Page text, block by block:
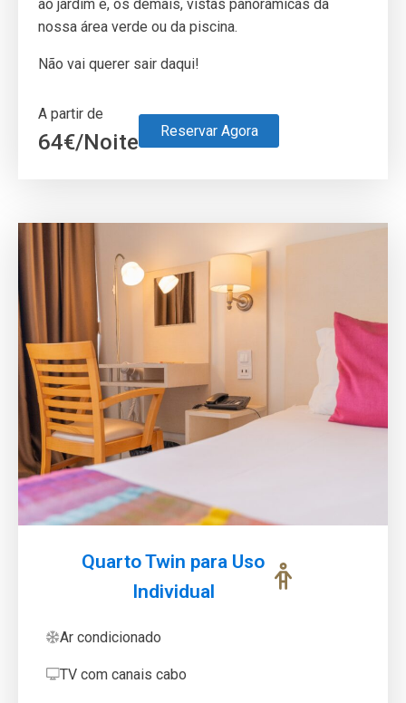
ao jardim e, os demais, vistas panorâmicas da
nossa área verde ou da piscina.
Não vai querer sair daqui!
A partir de
64€/Noite Reservar Agora
Quarto Twin para Uso
Individual
Ar condicionado
TV com canais cabo